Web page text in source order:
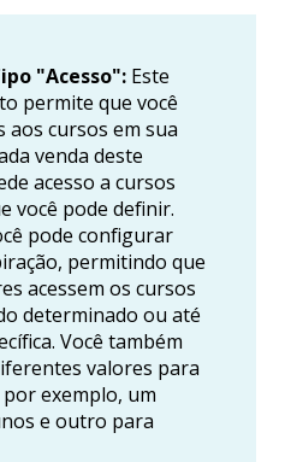
"Acesso": Este
permite que você
aos cursos em sua
venda deste
acesso a cursos
você pode definir.
pode configurar
permitindo que
acessem os cursos
determinado ou até
Você também
valores para
exemplo, um
e outro para